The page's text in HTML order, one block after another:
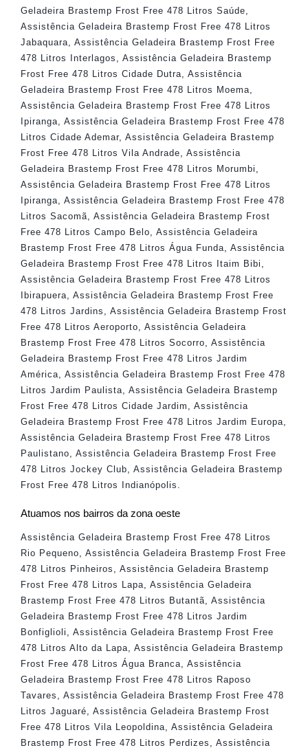
Geladeira Brastemp Frost Free 478 Litros Saúde
Assistência Geladeira Brastemp Frost Free 478 Litros
Jabaquara
Assistência Geladeira Brastemp Frost Free
478 Litros Interlagos
Assistência Geladeira Brastemp
Frost Free 478 Litros Cidade Dutra
Assistência
Geladeira Brastemp Frost Free 478 Litros Moema
Assistência Geladeira Brastemp Frost Free 478 Litros
Ipiranga
Assistência Geladeira Brastemp Frost Free 478
Litros Cidade Ademar, Assistência Geladeira Brastemp
Frost Free 478 Litros Vila Andrade
Assistência
Geladeira Brastemp Frost Free 478 Litros Morumbi
Assistência Geladeira Brastemp Frost Free 478 Litros
Ipiranga
Assistência Geladeira Brastemp Frost Free 478
Litros Sacomã
Assistência Geladeira Brastemp Frost
Free 478 Litros Campo Belo
Assistência Geladeira
Brastemp Frost Free 478 Litros Água Funda
Assistência
Geladeira Brastemp Frost Free 478 Litros Itaim Bibi
Assistência Geladeira Brastemp Frost Free 478 Litros
Ibirapuera
Assistência Geladeira Brastemp Frost Free
478 Litros Jardins
Assistência Geladeira Brastemp Frost
Free 478 Litros Aeroporto
Assistência Geladeira
Brastemp Frost Free 478 Litros Socorro
Assistência
Geladeira Brastemp Frost Free 478 Litros Jardim
América
Assistência Geladeira Brastemp Frost Free 478
Litros Jardim Paulista
Assistência Geladeira Brastemp
Frost Free 478 Litros Cidade Jardim
Assistência
Geladeira Brastemp Frost Free 478 Litros Jardim Europa
Assistência Geladeira Brastemp Frost Free 478 Litros
Paulistano
Assistência Geladeira Brastemp Frost Free
478 Litros Jockey Club
Assistência Geladeira Brastemp
Frost Free 478 Litros Indianópolis
Atuamos nos bairros da zona oeste
Assistência Geladeira Brastemp Frost Free 478 Litros
Rio Pequeno, Assistência Geladeira Brastemp Frost Free
478 Litros Pinheiros , Assistência Geladeira Brastemp
Frost Free 478 Litros Lapa, Assistência Geladeira
Brastemp Frost Free 478 Litros Butantã, Assistência
Geladeira Brastemp Frost Free 478 Litros Jardim
Bonfiglioli , Assistência Geladeira Brastemp Frost Free
478 Litros Alto da Lapa, Assistência Geladeira Brastemp
Frost Free 478 Litros Água Branca, Assistência
Geladeira Brastemp Frost Free 478 Litros Raposo
Tavares , Assistência Geladeira Brastemp Frost Free 478
Litros Jaguaré, Assistência Geladeira Brastemp Frost
Free 478 Litros Vila Leopoldina, Assistência Geladeira
Brastemp Frost Free 478 Litros Perdizes , Assistência